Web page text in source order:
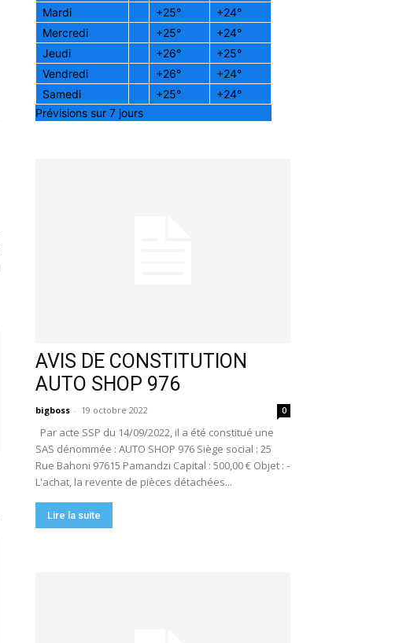
Mardi
+25° +24°
Mercredi
+25° +24°
Jeudi
+26° +25°
Vendredi
+26° +24°
Samedi
+25° +24°
Prévisions sur 7 jours
AVIS DE CONSTITUTION
AUTO SHOP 976
bigboss - 19 octobre 2022 0
Par acte SSP du 14/09/2022, il a été constitué une
SAS dénommée : AUTO SHOP 976 Siège social : 25
Rue Bahoni 97615 Pamandzi Capital : 500,00 € Objet : -
L'achat, la revente de pièces détachées...
Lire la suite